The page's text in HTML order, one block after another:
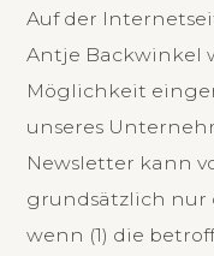
Auf der
Antje Backwinkel
Möglichkeit
unseres
Newsletter kann
grundsätzlich nur
wenn (1) die